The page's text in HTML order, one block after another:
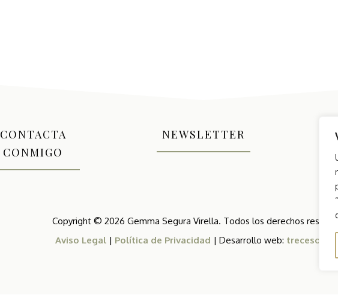
CONTACTA
CONMIGO
NEWSLETTER
Copyright © 2026 Gemma Segura Virella. Todos los derechos
Aviso Legal| Política de Privacidad | Desarrollo web: